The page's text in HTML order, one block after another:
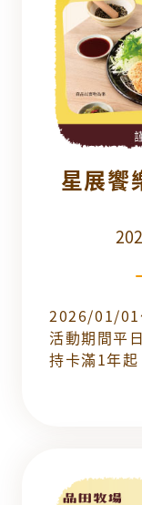
星展饗
2026/01/
活動期間平
持卡滿1年